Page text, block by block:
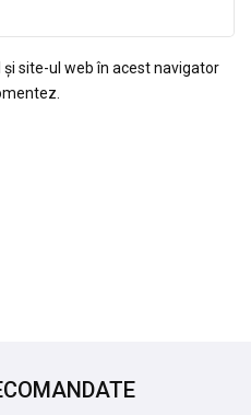
site-ul web în acest navigator